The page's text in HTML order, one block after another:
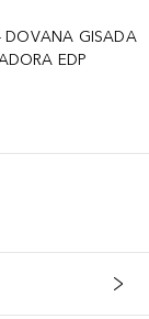
DOVANA GISADA
EDP